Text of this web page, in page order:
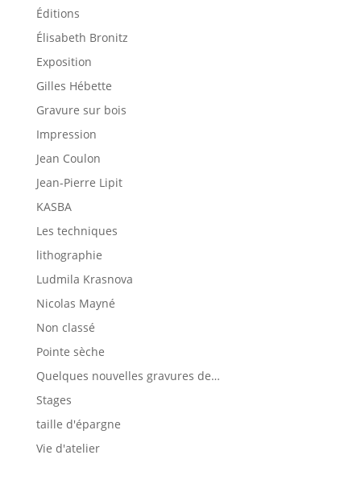
Éditions
Élisabeth Bronitz
Exposition
Gilles Hébette
Gravure sur bois
Impression
Jean Coulon
Jean-Pierre Lipit
KASBA
Les techniques
lithographie
Ludmila Krasnova
Nicolas Mayné
Non classé
Pointe sèche
Quelques nouvelles gravures de…
Stages
taille d'épargne
Vie d'atelier